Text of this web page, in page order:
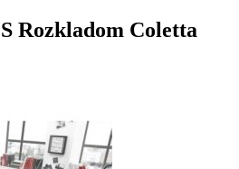
Rozkladom Coletta